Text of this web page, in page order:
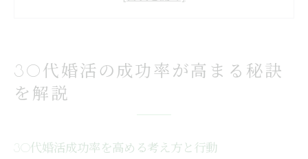
夫
家族計画を考えるなら今始めたい理由
成功率を意識した30代の家族計画スタート
30代婚活の成功率が高まる秘訣
を解説
30代婚活成功率を高める考え方と行動